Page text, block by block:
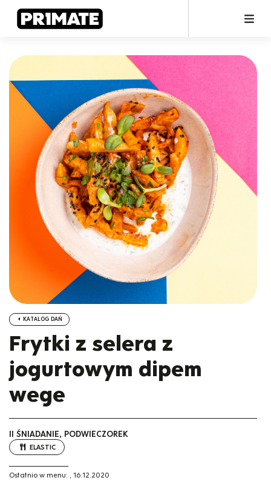
KATALOG DAŃ
Frytki z selera z
jogurtowym dipem
wege
II ŚNIADANIE, PODWIECZOREK
ELASTIC
Ostatnio w menu: , 16.12.2020